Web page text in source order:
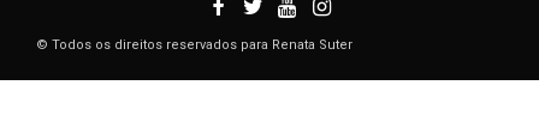
© Todos os direitos reservados para Renata Suter